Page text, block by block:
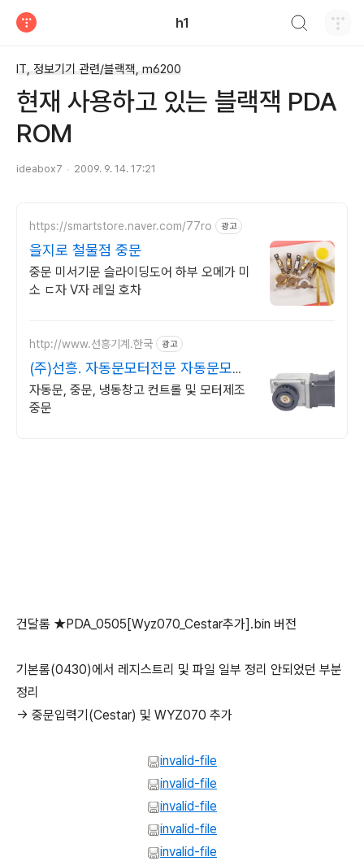
h1
IT, 정보기기 관련/블랙잭, m6200
현재 사용하고 있는 블랙잭 PDA
ROM
ideabox7 2009. 9. 14. 17:21
https://smartstore.naver.com/77ro 광고
을지로 철물점 중문
중문 미서기문 슬라이딩도어 하부 오메가 미
소 ㄷ자 V자 레일 호차
http://www.선흥기계.한국 광고
(주)선흥. 자동문모터전문 자동문모타,
자동문모터전문
자동문, 중문, 냉동창고 컨트롤 및 모터제조
중문
건달롬 ★PDA_0505[Wyz070_Cestar추가].bin 버전
기본롬(0430)에서 레지스트리 및 파일 일부 정리 안되었던 부분
정리
→ 중문입력기(Cestar) 및 WYZ070 추가
invalid-file
invalid-file
invalid-file
invalid-file
invalid-file